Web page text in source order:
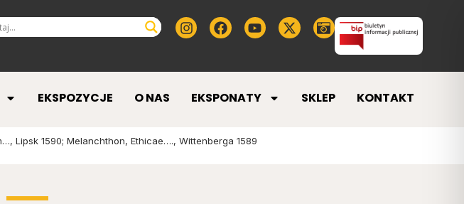
EKSPOZYCJE O NAS EKSPONATY SKLEP KONTAKT
Lipsk 1590; Melanchthon, Ethicae…., Wittenberga 1589